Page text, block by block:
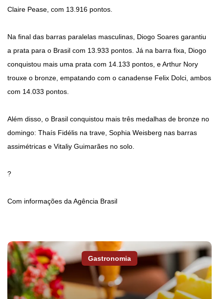
Claire Pease, com 13.916 pontos.
Na final das barras paralelas masculinas, Diogo Soares garantiu
a prata para o Brasil com 13.933 pontos. Já na barra fixa, Diogo
conquistou mais uma prata com 14.133 pontos, e Arthur Nory
trouxe o bronze, empatando com o canadense Felix Dolci, ambos
com 14.033 pontos.
Além disso, o Brasil conquistou mais três medalhas de bronze no
domingo: Thaís Fidélis na trave, Sophia Weisberg nas barras
assimétricas e Vitaliy Guimarães no solo.
?
Com informações da Agência Brasil
Gastronomia